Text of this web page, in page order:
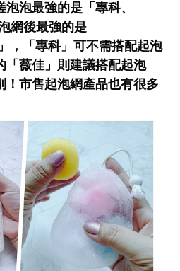
泡最強的是「專科、
網後最強的是
，「專科」可不需搭配起泡
「薇佳」則建議搭配起泡
！市售起泡網產品也有很多